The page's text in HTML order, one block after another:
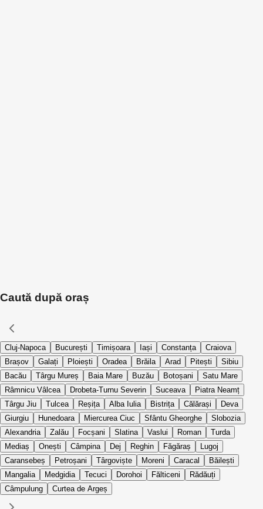
Caută după oraș
Cluj-Napoca București Timișoara Iași Constanța
Craiova
Brașov
Galați Ploiești Oradea Brăila Arad Pitești
Sibiu
Bacău
Târgu Mureș Baia Mare Buzău Botoșani
Satu Mare
Râmnicu Vâlcea
Drobeta-Turnu Severin Suceava
Piatra Neamț
Târgu Jiu
Tulcea Reșița Alba Iulia Bistrița Călărași
Deva
Giurgiu
Hunedoara Miercurea Ciuc Sfântu Gheorghe
Slobozia
Alexandria
Zalău Focșani Slatina Vaslui Roman
Turda
Mediaș
Onești Câmpina Dej Reghin Făgăraș
Lugoj
Caransebeș
Petroșani Târgoviște Moreni Caracal
Băilești
Mangalia
Medgidia Tecuci Dorohoi Fălticeni
Rădăuți
Câmpulung
Curtea de Argeș